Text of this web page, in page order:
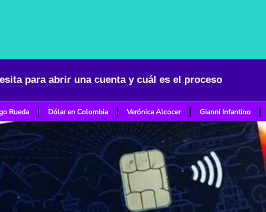
para abrir una cuenta y cuál es el proceso
Rueda Dólar en Colombia Verónica Alcocer Gianni Infantino